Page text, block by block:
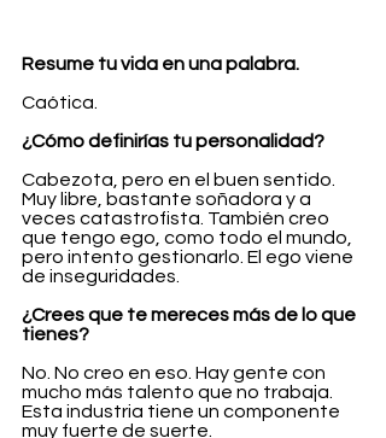
Resume tu vida en una palabra.
Caótica.
¿Cómo definirías tu personalidad?
Cabezota, pero en el buen sentido.
Muy libre, bastante soñadora y a
veces catastrofista. También creo
que tengo ego, como todo el mundo,
pero intento gestionarlo. El ego viene
de inseguridades.
¿Crees que te mereces más de lo que
tienes?
No. No creo en eso. Hay gente con
mucho más talento que no trabaja.
Esta industria tiene un componente
muy fuerte de suerte.